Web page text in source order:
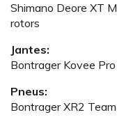
Shimano Deore XT
rotors
Jantes:
Bontrager Kovee
Pneus:
Bontrager XR2